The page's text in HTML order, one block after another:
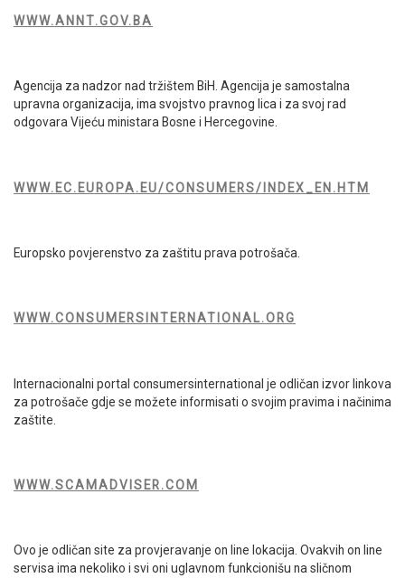
WWW.ANNT.GOV.BA
Agencija za nadzor nad tržištem BiH. Agencija je samostalna
upravna organizacija, ima svojstvo pravnog lica i za svoj rad
odgovara Vijeću ministara Bosne i Hercegovine.
WWW.EC.EUROPA.EU/CONSUMERS/INDEX_EN.HTM
Europsko povjerenstvo za zaštitu prava potrošača.
WWW.CONSUMERSINTERNATIONAL.ORG
Internacionalni portal consumersinternational je odličan izvor linkova
za potrošače gdje se možete informisati o svojim pravima i načinima
zaštite.
WWW.SCAMADVISER.COM
Ovo je odličan site za provjeravanje on line lokacija. Ovakvih on line
servisa ima nekoliko i svi oni uglavnom funkcionišu na sličnom